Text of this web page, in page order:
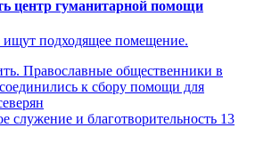
центр гуманитарной помощи
ищут подходящее помещение.
служение и благотворительность 13